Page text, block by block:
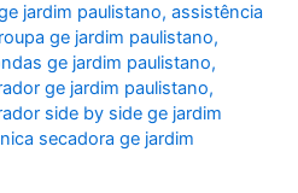
jardim paulistano,assistência
ge jardim paulistano,
ge jardim paulistano,
ge jardim paulistano,
side by side ge jardim
secadora ge jardim